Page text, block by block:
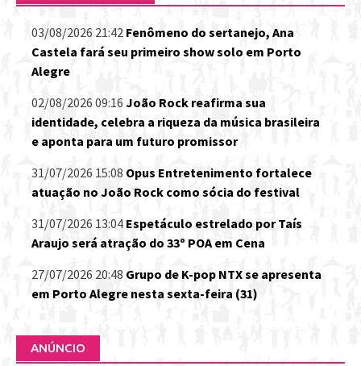
03/08/2026 21:42 Fenômeno do sertanejo, Ana
Castela fará seu primeiro show solo em Porto
Alegre
02/08/2026 09:16 João Rock reafirma sua
identidade, celebra a riqueza da música brasileira
e aponta para um futuro promissor
31/07/2026 15:08 Opus Entretenimento fortalece
atuação no João Rock como sócia do festival
31/07/2026 13:04 Espetáculo estrelado por Taís
Araujo será atração do 33º POA em Cena
27/07/2026 20:48 Grupo de K-pop NTX se apresenta
em Porto Alegre nesta sexta-feira (31)
ANÚNCIO